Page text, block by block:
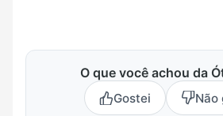
O que você achou da
Gostei Não